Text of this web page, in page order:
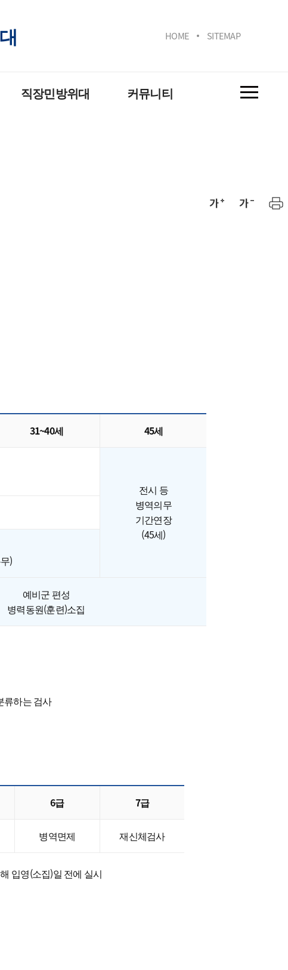
HOME SITEMAP
직장민방위대 커뮤니티
31~40세 45세
전시 등
병역의무
기간연장
(45세)
)
예비군 편성
병력동원(훈련)소집
류하는 검사
6급 7급
병역면제 재신체검사
입영(소집)일 전에 실시